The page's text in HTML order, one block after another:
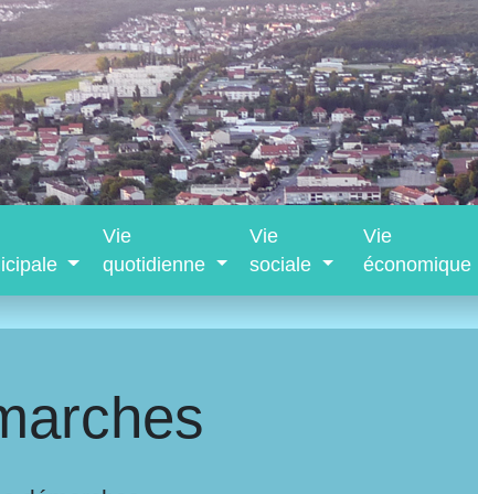
Vie
quotidienne
Vie
sociale
Vie
économique